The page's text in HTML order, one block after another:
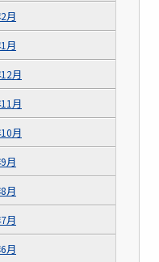
月
月
月
月
月
月
月
月
月